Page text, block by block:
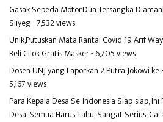
Gasak Sepeda Motor,Dua Tersangka
Sliyeg- 7,532 views
Unik,Putuskan Mata Rantai Covid 19 Arif
Beli Cilok Gratis Masker- 6,705 views
Dosen UNJ yang Laporkan 2 Putra Jokowi
5,167 views
Para Kepala Desa Se-Indonesia Siap-siap,
Desa, Semua Harus Tahu, Sangat Serius,